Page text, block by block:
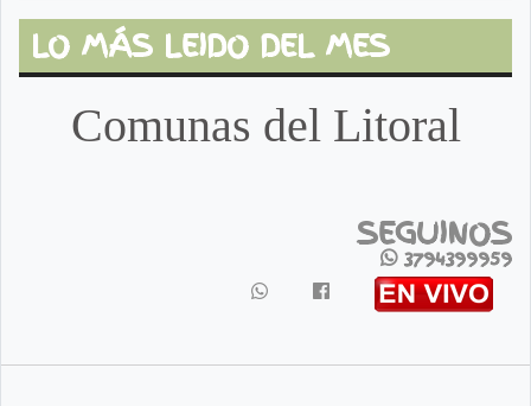
LO MÁS LEIDO DEL MES
Comunas del Litoral
SEGUINOS
3794399959